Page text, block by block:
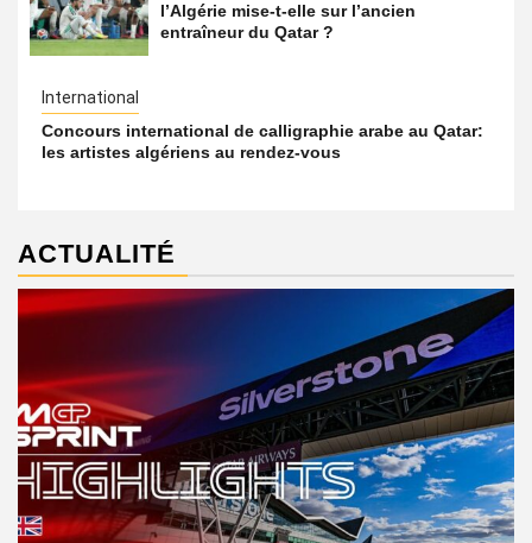
l’Algérie mise-t-elle sur l’ancien
entraîneur du Qatar ?
International
Concours international de calligraphie arabe au Qatar:
les artistes algériens au rendez-vous
ACTUALITÉ